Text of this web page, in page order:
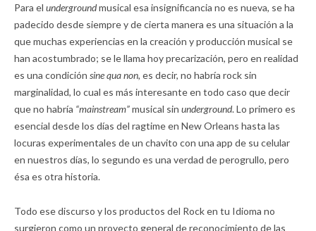
Para el undergroundmusical esa insignificancia no es nueva, se ha
padecido desde siempre y de cierta manera es una situación a la
que muchas experiencias en la creación y producción musical se
han acostumbrado; se le llama hoy precarización, pero en realidad
es una condición sine qua non, es decir, no habría rock sin
marginalidad, lo cual es más interesante en todo caso que decir
que no habría “mainstream”musical sin underground. Lo primero es
esencial desde los días del ragtime en New Orleans hasta las
locuras experimentales de un chavito con una app de su celular
en nuestros días, lo segundo es una verdad de perogrullo, pero
ésa es otra historia.
Todo ese discurso y los productos del Rock en tu Idioma no
surgieron como un proyecto general de reconocimiento de las